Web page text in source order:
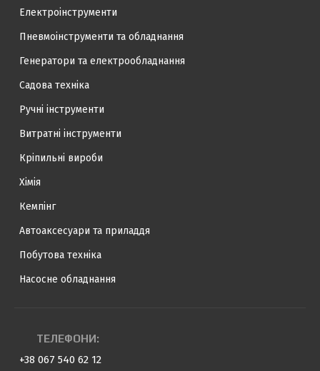
Електроінструменти
Пневмоінструменти та обладнання
Генератори та електрообладнання
Садова техніка
Ручні інструменти
Витратні інструменти
Кріпильні вироби
Хімія
Кемпінг
Автоаксесуари та приладдя
Побутова техніка
Насосне обладнання
ТЕЛЕФОНИ:
+38 067 540 62 12